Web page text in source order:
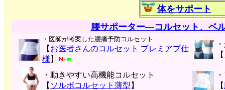
体をサポート
腰サポーター―コルセット、ベ
・医師が考案した腰痛予防コルセット
【 お医者さんのコルセット プレミアプ仕
様 】
【
・動きやすい高機能コルセット
【 ソルボコルセット薄型 】
【